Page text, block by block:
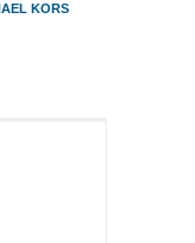
KORS